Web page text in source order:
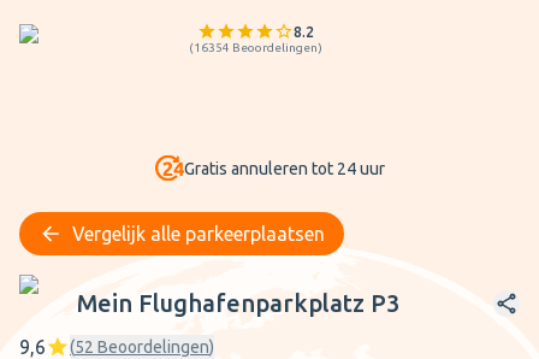
8.2
(16354 Beoordelingen)
Gratis annuleren tot 24 uur
Vergelijk alle parkeerplaatsen
Mein Flughafenparkplatz P3
Mein Flughafenparkplatz P3
9,6 (52 Beoordelingen)